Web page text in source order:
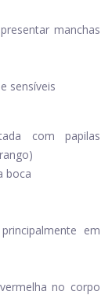
manchas
sensíveis
com papilas
boca
em
no corpo